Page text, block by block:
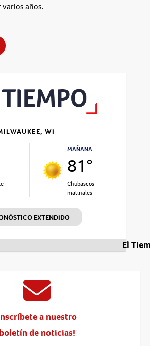
años.
WI
MAÑANA
81°
Chubascos
matinales
EXTENDIDO
El
a nuestro
boletín de noticias!